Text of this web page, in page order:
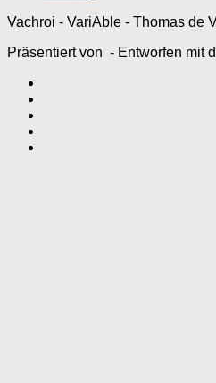
Vachroi - VariAble - Thomas de
Präsentiert von - Entworfen mit